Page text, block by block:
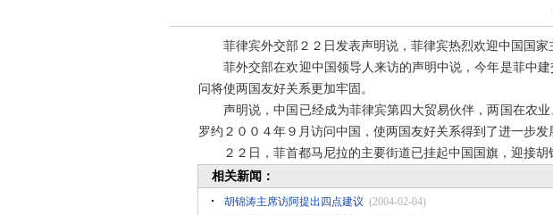
菲律宾外交部２２日发表声明说，菲律宾热烈欢迎中国国家
菲外交部在欢迎中国领导人来访的声明中说，今年是菲中建
问将使两国友好关系更加牢固。
声明说，中国已经成为菲律宾第四大贸易伙伴，两国在农业
罗约２００４年９月访问中国，使两国友好关系得到了进一步发
２２日，菲首都马尼拉的主要街道已挂起中国国旗，迎接胡
相关新闻：
胡锦涛主席访阿提出四点建议 (2004-02-04)